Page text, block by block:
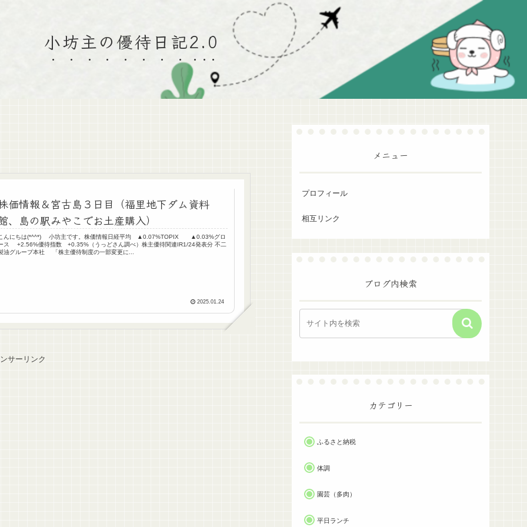
小坊主の優待日記2.0
価情報＆宮古島３日目（福里地下ダム資料
、島の駅みやこでお土産購入）
んにちは(*^^*) 小坊主です。株価情報日経平均 ▲0.07%TOPIX ▲0.03%グロ
ス +2.56%優待指数 +0.35%（うっどさん調べ）株主優待関連IR1/24発表分 不二
油グループ本社 「株主優待制度の一部変更に...
2025.01.24
サーリンク
メニュー
プロフィール
相互リンク
ブログ内検索
カテゴリー
ふるさと納税
体調
園芸（多肉）
平日ランチ